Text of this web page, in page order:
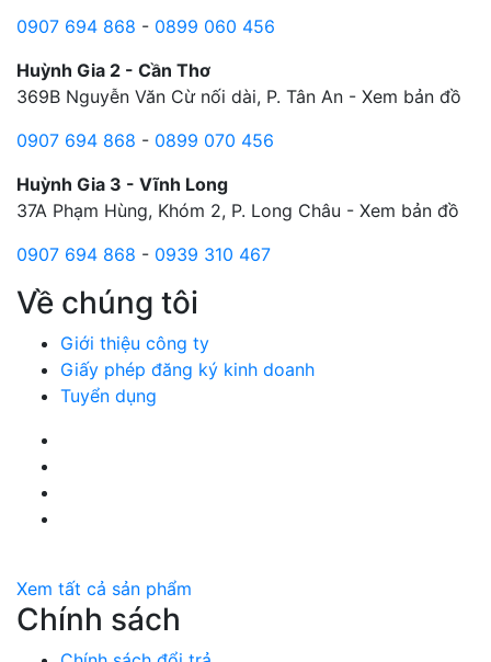
0907 694 868 - 0899 060 456
Huỳnh Gia 2 - Cần Thơ
369B Nguyễn Văn Cừ nối dài, P. Tân An - Xem bản đồ
0907 694 868 - 0899 070 456
Huỳnh Gia 3 - Vĩnh Long
37A Phạm Hùng, Khóm 2, P. Long Châu - Xem bản đồ
0907 694 868 - 0939 310 467
Về chúng tôi
Giới thiệu công ty
Giấy phép đăng ký kinh doanh
Tuyển dụng
Xem tất cả sản phẩm
Chính sách